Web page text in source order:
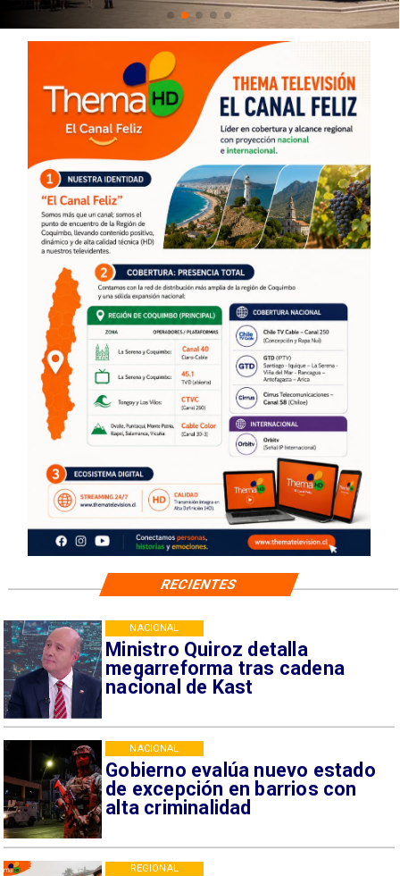
Ministro Quiroz detalla
megarreforma tras cadena
nacional de Kast
NACIONAL
Gobierno evalúa nuevo estado
de excepción en barrios con
alta criminalidad
NACIONAL
REGIONAL
RECIENTES